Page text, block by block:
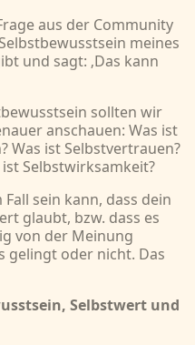
aus der Community
meines
und sagt: ‚Das kann
sollten wir
anschauen: Was ist
Was ist Selbstvertrauen?
Selbstwirksamkeit?
sein kann, dass dein
glaubt, bzw. dass es
von der Meinung
gelingt oder nicht. Das
Selbstwert und